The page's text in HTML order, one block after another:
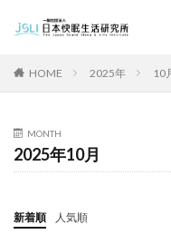
HOME 2025年 10
MONTH
2025年10月
新着順 人気順
タグ
千葉県